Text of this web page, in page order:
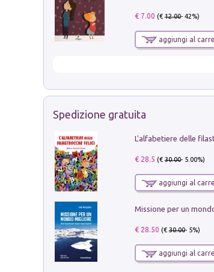
€ 7.00 (€12.00- 42%)
aggiungi al
Spedizione gratuita
L'alfabetiere delle
€ 28.5 (€30.00- 5.00%)
aggiungi al
€ 28.50 (€30.00- 5%)
aggiungi al